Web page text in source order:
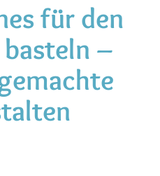
für den
–